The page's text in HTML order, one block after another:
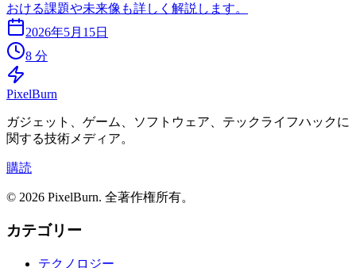
おける課題や未来像も詳しく解説します。
2026年5月15日
8 分
PixelBurn
ガジェット、ゲーム、ソフトウェア、テックライフハックに
関する技術メディア。
購読
© 2026 PixelBurn. 全著作権所有。
カテゴリー
テクノロジー